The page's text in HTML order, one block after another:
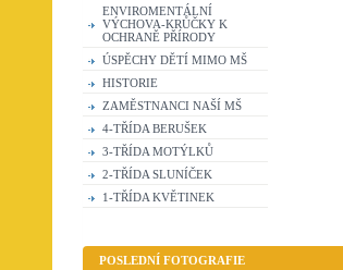
ENVIROMENTÁLNÍ
VÝCHOVA-KRŮČKY K
OCHRANĚ PŘÍRODY
ÚSPĚCHY DĚTÍ MIMO MŠ
HISTORIE
ZAMĚSTNANCI NAŠÍ MŠ
4-TŘÍDA BERUŠEK
3-TŘÍDA MOTÝLKŮ
2-TŘÍDA SLUNÍČEK
1-TŘÍDA KVĚTINEK
POSLEDNÍ FOTOGRAFIE